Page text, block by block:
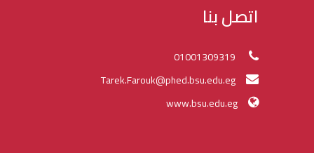
اتصل بنا
www.bsu.edu.eg